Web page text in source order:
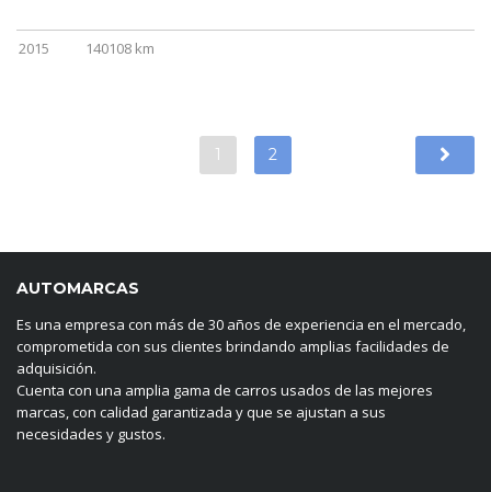
2015 140108 km
1 2
AUTOMARCAS
Es una empresa con más de 30 años de experiencia en el mercado,
comprometida con sus clientes brindando amplias facilidades de
adquisición.
Cuenta con una amplia gama de carros usados de las mejores
marcas, con calidad garantizada y que se ajustan a sus
necesidades y gustos.